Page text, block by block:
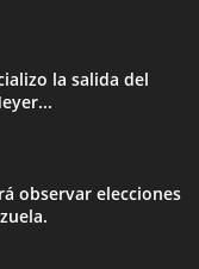
la salida del
observar elecciones